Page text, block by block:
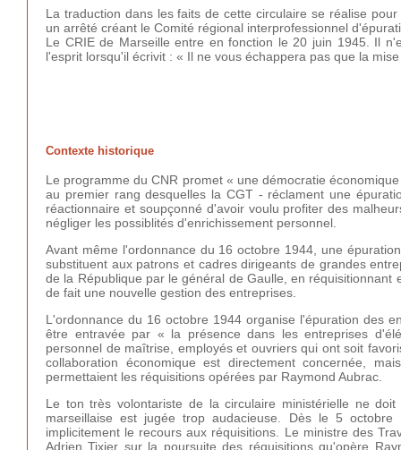
La traduction dans les faits de cette circulaire se réalise
un arrêté créant le Comité régional interprofessionnel
Le CRIE de Marseille entre en fonction le 20 juin 1945. Il
l'esprit lorsqu'il écrivit : « Il ne vous échappera pas que la
Contexte historique
Le programme du CNR promet « une démocratie
au premier rang desquelles la CGT - réclament une
réactionnaire et soupçonné d'avoir voulu profiter des
négliger les possiblités d'enrichissement personnel.
Avant même l'ordonnance du 16 octobre 1944, une
substituent aux patrons et cadres dirigeants de grandes
de la République par le général de Gaulle, en
de fait une nouvelle gestion des entreprises.
L'ordonnance du 16 octobre 1944 organise l'épuration des
être entravée par « la présence dans les entreprises
personnel de maîtrise, employés et ouvriers qui ont soit
collaboration économique est directement concernée,
permettaient les réquisitions opérées par Raymond Aubrac.
Le ton très volontariste de la circulaire ministérielle ne
marseillaise est jugée trop audacieuse. Dès le 5
implicitement le recours aux réquisitions. Le ministre des
Adrien Tixier sur la poursuite des réquisitions qu'opère